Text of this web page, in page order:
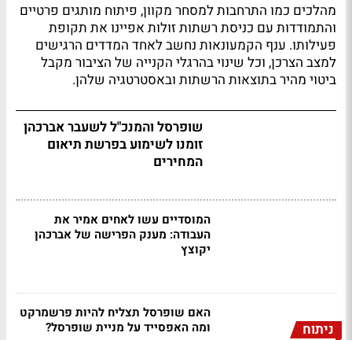
מהלכים כמו התרחבות למסחר מקוון, פיתוח מותגים פרטיים
והתמודדות עם כניסת רשתות זולות אפיינו את תקופת
פעילותו. ענף הקמעונאות נחשב לאחד המדדים הרגישים
למצב הצרכן, וכל שינוי בהרגלי הקנייה של הציבור מקבל
ביטוי מהיר בתוצאות הרשתות ובאסטרטגיה שלהן.
שופרסל והמנכ"ל לשעבר אברכהן
זומנו לשימוע בפרשת תיאום
המחירים
המוסדיים עשו לאחים אמיר את
העבודה: מענק הפרישה של אברכהן
יקוצץ
ניתוח
האם שופרסל תצליח להיות פרשמרקט
ומה האפסייד על מניית שופרסל?